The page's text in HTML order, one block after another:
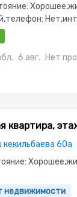
6 авг. Нет
квартира,
60а
недвижимости